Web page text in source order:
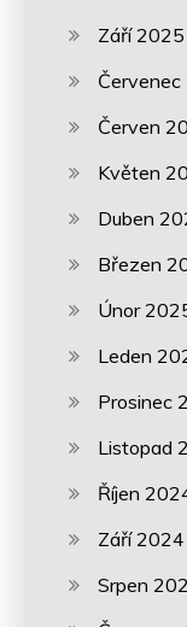
Září 2025
Červen
Květen
Duben
Březen
Únor
Leden
Prosinec
Listopad
Říjen
Září 2024
Srpen